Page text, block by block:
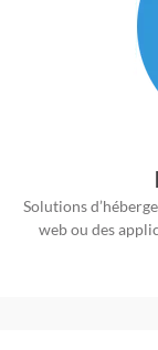
Solutions
web ou des